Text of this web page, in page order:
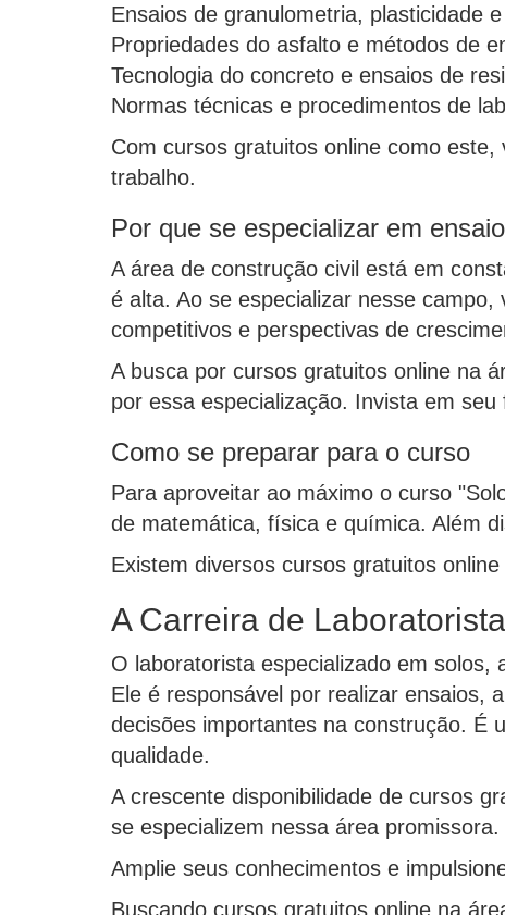
Ensaios de granulometria, plasticidade
Propriedades do asfalto e métodos de
Tecnologia do concreto e ensaios de
Normas técnicas e procedimentos de
Com cursos gratuitos online como
trabalho.
Por que se especializar em
A área de construção civil está em
é alta. Ao se especializar nesse
competitivos e perspectivas de
A busca por cursos gratuitos online na
por essa especialização. Invista em
Como se preparar para o curso
Para aproveitar ao máximo o curso
de matemática, física e química. Além
Existem diversos cursos gratuitos
A Carreira de
O laboratorista especializado em solos,
Ele é responsável por realizar ensaios,
decisões importantes na construção. É
qualidade.
A crescente disponibilidade de cursos
se especializem nessa área promissora.
Amplie seus conhecimentos e
Buscando cursos gratuitos online na